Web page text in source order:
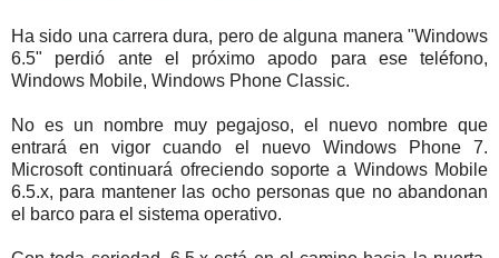
Ha sido una carrera dura, pero de alguna manera "Windows
6.5" perdió ante el próximo apodo para ese teléfono,
Windows Mobile, Windows Phone Classic.
No es un nombre muy pegajoso, el nuevo nombre que
entrará en vigor cuando el nuevo Windows Phone 7.
Microsoft continuará ofreciendo soporte a Windows Mobile
6.5.x, para mantener las ocho personas que no abandonan
el barco para el sistema operativo.